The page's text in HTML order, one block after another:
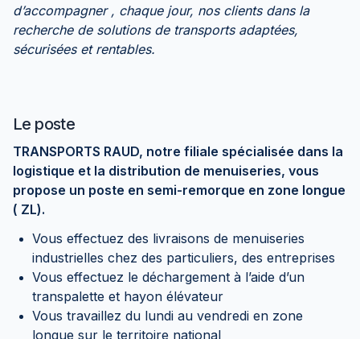
d’accompagner , chaque jour, nos clients dans la
recherche de solutions de transports adaptées,
sécurisées et rentables.
Le poste
TRANSPORTS RAUD, notre filiale spécialisée dans la
logistique et la distribution de menuiseries, vous
propose un poste en semi-remorque en zone longue
( ZL).
Vous effectuez des livraisons de menuiseries
industrielles chez des particuliers, des entreprises
Vous effectuez le déchargement à l’aide d’un
transpalette et hayon élévateur
Vous travaillez du lundi au vendredi en zone
longue sur le territoire national